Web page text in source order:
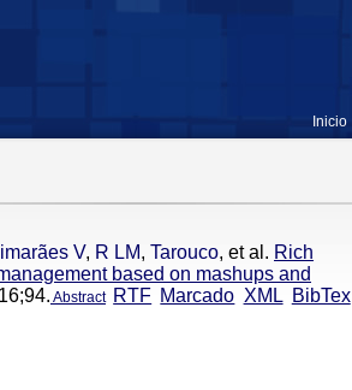
Inicio
V, R LM, Tarouco, et al. Rich
based on mashups and
Abstract RTF Marcado XML BibTex